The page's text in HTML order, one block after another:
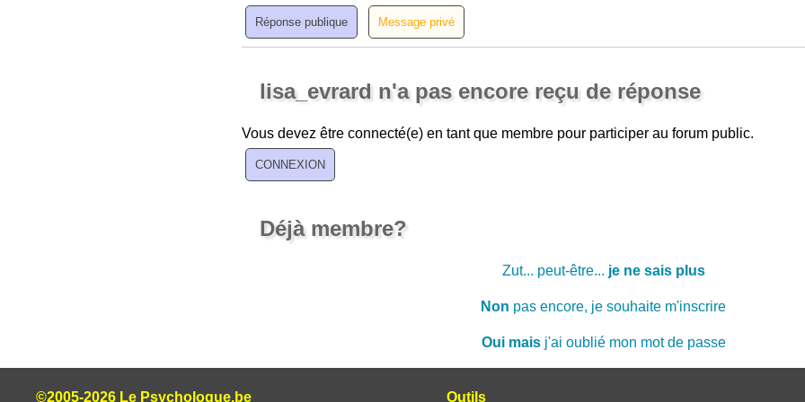
lisa_evrard n'a pas encore reçu de réponse
Vous devez être connecté(e) en tant que membre pour participer au forum public.
Déjà membre?
Zut... peut-être... je ne sais plus
Non pas encore, je souhaite m'inscrire
Oui maisj'ai oublié mon mot de passe
©2005-2026 Le Psychologue.be Outils